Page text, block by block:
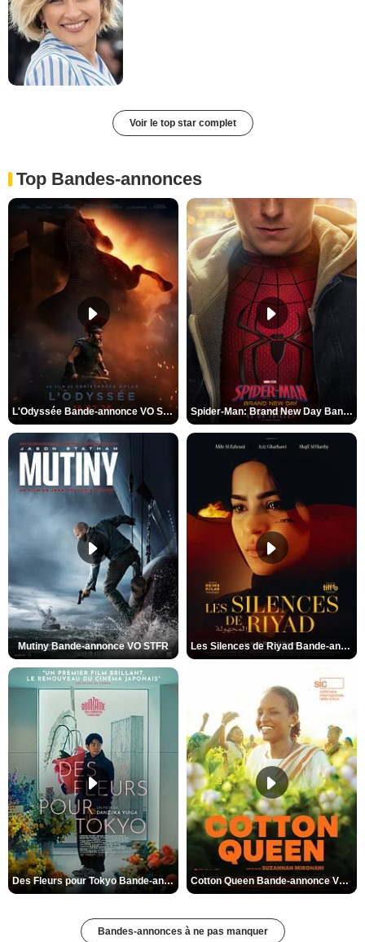
Voir le top star complet
Top Bandes-annonces
L'Odyssée Bande-annonce VO STFR Spider-Man: Brand New Day Bande-annonce VO STFR
Mutiny Bande-annonce VO STFR Les Silences de Riyad Bande-annonce VO STFR
Des Fleurs pour Tokyo Bande-annonce VO STFR Cotton Queen Bande-annonce VO STFR
Bandes-annonces à ne pas manquer